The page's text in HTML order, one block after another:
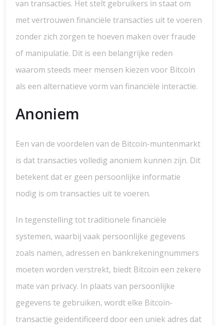
van transacties. Het stelt gebruikers in staat om
met vertrouwen financiële transacties uit te voeren
zonder zich zorgen te hoeven maken over fraude
of manipulatie. Dit is een belangrijke reden
waarom steeds meer mensen kiezen voor Bitcoin
als een alternatieve vorm van financiële interactie.
Anoniem
Een van de voordelen van de Bitcoin-muntenmarkt
is dat transacties volledig anoniem kunnen zijn. Dit
betekent dat er geen persoonlijke informatie
nodig is om transacties uit te voeren.
In tegenstelling tot traditionele financiële
systemen, waarbij vaak persoonlijke gegevens
zoals namen, adressen en bankrekeningnummers
moeten worden verstrekt, biedt Bitcoin een zekere
mate van privacy. In plaats van persoonlijke
gegevens te gebruiken, wordt elke Bitcoin-
transactie geïdentificeerd door een uniek adres dat